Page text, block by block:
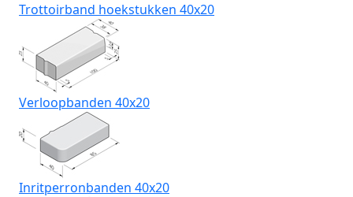
Trottoirband hoekstukken 40x20
Verloopbanden 40x20
Inritperronbanden 40x20